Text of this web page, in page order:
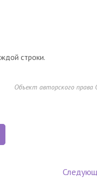
строки.
Объект авторского права